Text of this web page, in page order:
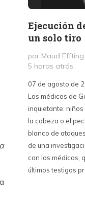
Ejecución
un solo tiro
por Maud
5 horas atrás
07 de agosto de
Los médicos de
inquietante:
la cabeza o el
blanco de
de una
con los médicos,
últimos testigos